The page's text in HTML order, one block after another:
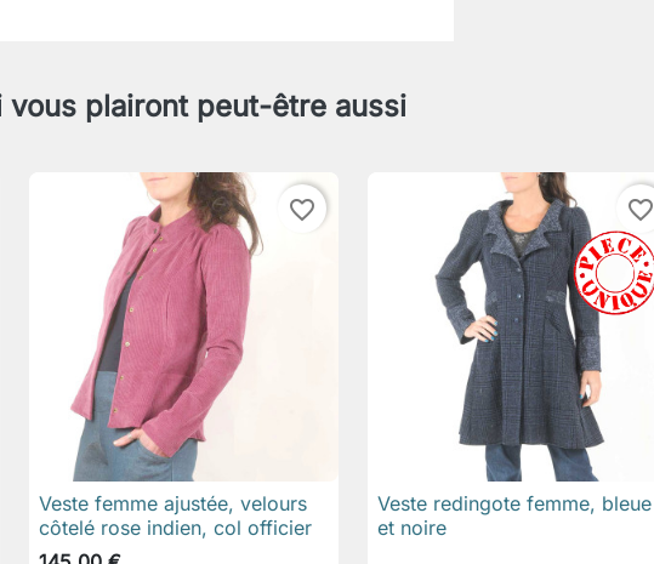
vous plairont peut-être aussi
favorite_border
 Aperçu rapide
Veste femme ajustée, velours
côtelé rose indien, col officier
favorite_border
 Aperçu rapide
Veste redingote femme, bleue
et noire